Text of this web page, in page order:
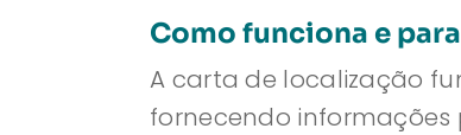
Como funciona e
A carta de localização
fornecendo informações